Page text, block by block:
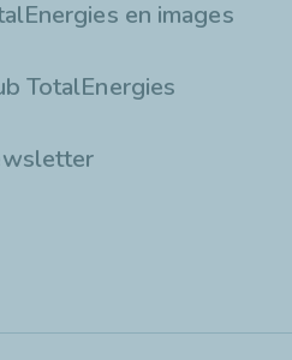
en images
TotalEnergies